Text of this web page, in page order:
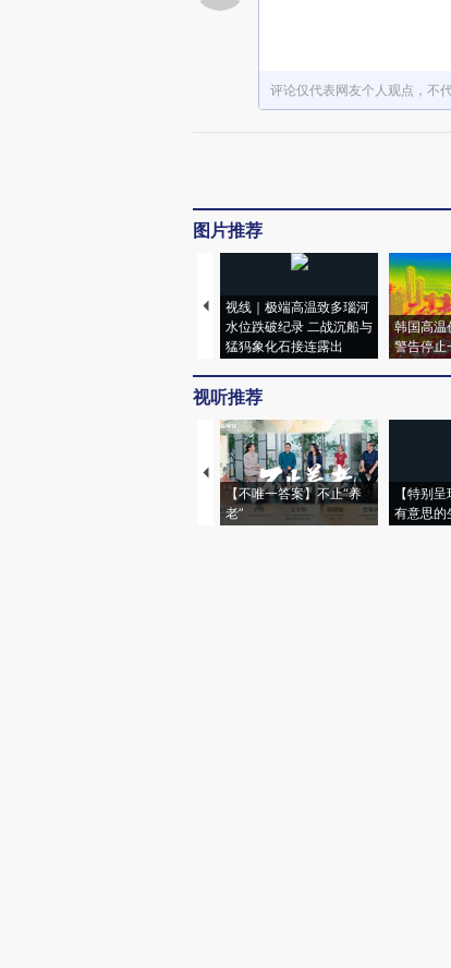
评论仅代表网友个人观点，不
图片推荐
视线｜极端高温致多瑙河
水位跌破纪录 二战沉船与
猛犸象化石接连露出
韩国高温
警告停止
视听推荐
【不唯一答案】不止“养
老”
【特别
有意思的